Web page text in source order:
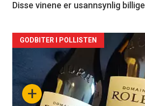
2
Disse vinene er usannsynlig billige
Forsiden
akkurat
nå+
GODBITER I POLLISTEN